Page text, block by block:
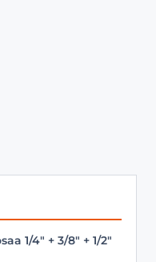
1/4" + 3/8" + 1/2"